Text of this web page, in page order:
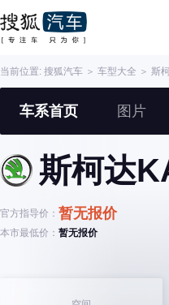
当前位置: 搜狐汽车 ＞ 车型大全 ＞ 斯
车系首页 图片
斯柯达
官方指导价： 暂无报价
本市最低价： 暂无报价